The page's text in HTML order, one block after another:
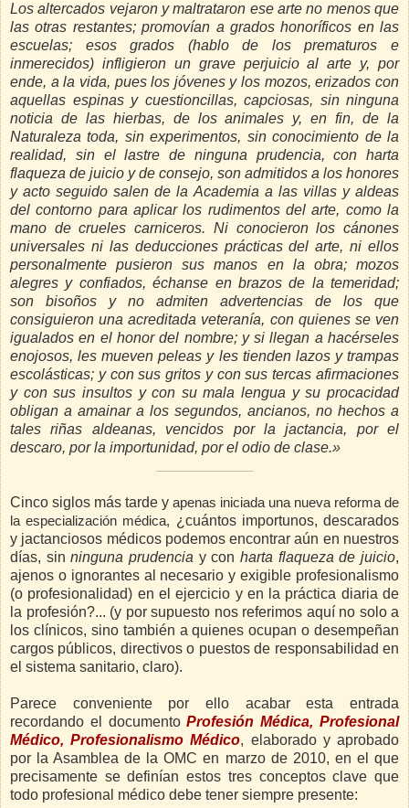
Los altercados vejaron y maltrataron ese arte no menos que
las otras restantes; promovían a grados honoríficos en las
escuelas; esos grados (hablo de los prematuros e
inmerecidos) infligieron un grave perjuicio al arte y, por
ende, a la vida, pues los jóvenes y los mozos, erizados con
aquellas espinas y cuestioncillas, capciosas, sin ninguna
noticia de las hierbas, de los animales y, en fin, de la
Naturaleza toda, sin experimentos, sin conocimiento de la
realidad, sin el lastre de ninguna prudencia, con harta
flaqueza de juicio y de consejo, son admitidos a los honores
y acto seguido salen de la Academia a las villas y aldeas
del contorno para aplicar los rudimentos del arte, como la
mano de crueles carniceros. Ni conocieron los cánones
universales ni las deducciones prácticas del arte, ni ellos
personalmente pusieron sus manos en la obra; mozos
alegres y confiados, échanse en brazos de la temeridad;
son bisoños y no admiten advertencias de los que
consiguieron una acreditada veteranía, con quienes se ven
igualados en el honor del nombre; y si llegan a hacérseles
enojosos, les mueven peleas y les tienden lazos y trampas
escolásticas; y con sus gritos y con sus tercas afirmaciones
y con sus insultos y con su mala lengua y su procacidad
obligan a amainar a los segundos, ancianos, no hechos a
tales riñas aldeanas, vencidos por la jactancia, por el
descaro, por la importunidad, por el odio de clase.»
Cinco siglos más tarde y apenas iniciada una nueva reforma de
la especialización médica, ¿cuántos importunos, descarados
y jactanciosos médicos podemos encontrar aún en nuestros
días, sinninguna prudencia y conharta flaqueza de juicio,
ajenos o ignorantes al necesario y exigible profesionalismo
(o profesionalidad) en el ejercicio y en la práctica diaria de
la profesión?... (y por supuesto nos referimos aquí no solo a
los clínicos, sino también a quienes ocupan o desempeñan
cargos públicos, directivos o puestos de responsabilidad en
el sistema sanitario, claro).
Parece conveniente por ello acabar esta entrada
recordando el documentoProfesión Médica, Profesional
Médico, Profesionalismo Médico, elaborado y aprobado
por la Asamblea de la OMC en marzo de 2010, en el que
precisamente se definían estos tres conceptos clave que
todo profesional médico debe tener siempre presente: